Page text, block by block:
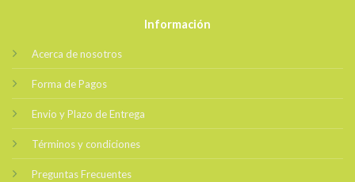
Información
Acerca de nosotros
Forma de Pagos
Envio y Plazo de Entrega
Términos y condiciones
Preguntas Frecuentes